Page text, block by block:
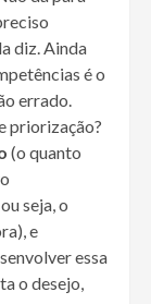
diz. Ainda
é o
errado.
priorização?
(o quanto
seja, o
e
essa
o desejo,